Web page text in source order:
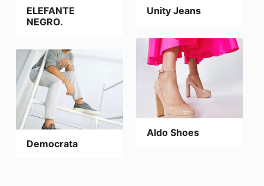
ELEFANTE
NEGRO.
Unity Jeans
Aldo Shoes
Democrata